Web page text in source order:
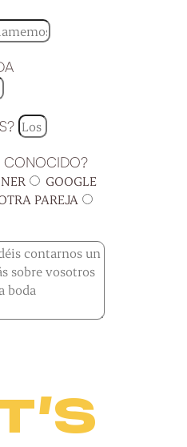
GOOGLE
PAREJA